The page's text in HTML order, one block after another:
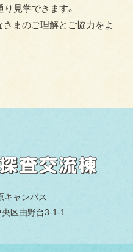
り見学できます。
さまのご理解とご協力をよ
ャンパス
区由野台3-1-1